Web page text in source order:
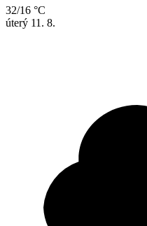
32/16 °C
úterý 11. 8.